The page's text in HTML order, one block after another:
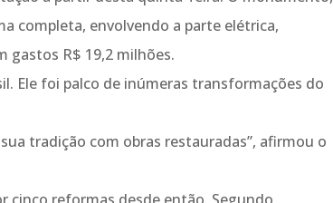
completa, envolvendo a parte elétrica,
gastos R$ 19,2 milhões.
Ele foi palco de inúmeras transformações do
tradição com obras restauradas”, afirmou o